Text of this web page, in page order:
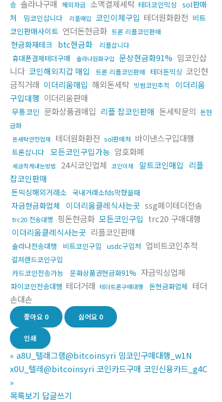
송 솔라나구매 해외자금 소액결제세탁 테더코인믹싱 sol판매
처
밈코인삽니다 리플매입 코인이체구입 테더원화환전 비트
코인판매사이트 언더돈현금화 트론 리플코인판매
현금화재테크 btc현금화 리플삽니다
휴대폰결제테더구매 솔라나원화구입 문상현금화91% 밈코인삽
니다 코인해외지갑 매입 트론 리플코인판매 테더돈믹싱 코인현
금직거래 이더리움매입 해외돈세탁 빗썸코인추적
이더리움
구입대행 이더리움판매
무통코인 문화상품권매입 리플 잡코인판매 돈세탁문의 돈현
금화
돈세탁안전업체 테더원화환전 sol판매처 바이낸스구입대행
트론삽니다 모든코인구입가능 암호화폐
세금적게내는방법 24시코인업체 코인이체 알트코인매입 리플
잡코인판매
돈믹싱해외거래소 국내거래소fds막혔을때
자금현금화업체 이더리움클레식사는곳 ssg페이테더전송
trc20 전송대행 핑돈현금화 모든코인구입 trc20 구매대행
이더리움클레식사는곳 리플코인판매
솔라나전송대행 비트코인구입 usdc구입처 업비트코인추적
컬쳐랜드코인구입
카드코인전송가능
문화상품권현금화91% 자금믹싱업체
파이코인전송대행 테더거래 테더트론구매대행 돈현금화업체 테더
손대손
좋아요 0 싫어요 0
인쇄
« a8U_텔래그램@bitcoinsyri 밈코인구매대행_w1N
x0U_텔레@bitcoinsyri 코인카드구매 코인신용카드_g4C
»
목록보기 답글쓰기